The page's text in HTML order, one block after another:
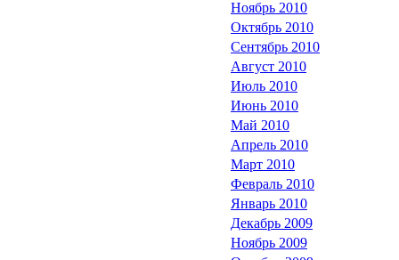
Ноябрь 2010
Октябрь 2010
Сентябрь 2010
Август 2010
Июль 2010
Июнь 2010
Май 2010
Апрель 2010
Март 2010
Февраль 2010
Январь 2010
Декабрь 2009
Ноябрь 2009